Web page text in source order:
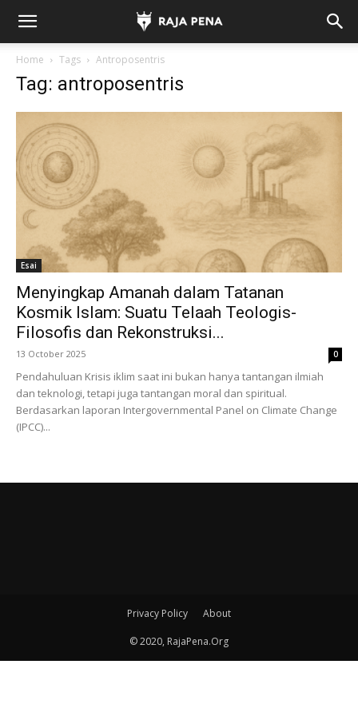
Home Tags Antroposentris
Tag: antroposentris
Esai
Menyingkap Amanah dalam Tatanan
Kosmik Islam: Suatu Telaah Teologis-
Filosofis dan Rekonstruksi...
13 October 2025 0
Pendahuluan Krisis iklim saat ini bukan hanya tantangan ilmiah
dan teknologi, tetapi juga tantangan moral dan spiritual.
Berdasarkan laporan Intergovernmental Panel on Climate Change
(IPCC)...
Privacy Policy About
© 2020, RajaPena.Org